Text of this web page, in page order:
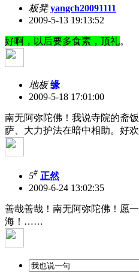
板凳 yangch20091111
2009-5-13 19:13:52
好啊，以后要多食素，顶礼。
地板 缘
2009-5-18 17:01:00
南无阿弥陀佛！我说寺院的斋
萨、大力护法在暗中相助。好欢
5# 正然
2009-6-24 13:02:35
善哉善哉！南无阿弥陀佛！愿
海！……